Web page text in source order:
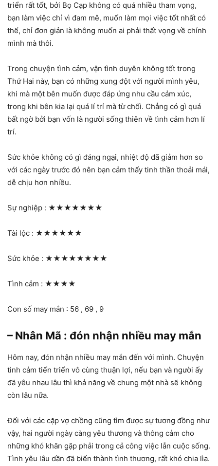
triển rất tốt, bởi Bọ Cạp không có quá nhiều tham vọng,
bạn làm việc chỉ vì đam mê, muốn làm mọi việc tốt nhất có
thể, chỉ đơn giản là không muốn ai phải thất vọng về chính
mình mà thôi.
Trong chuyện tình cảm, vận tình duyên không tốt trong
Thứ Hai này, bạn có những xung đột với người mình yêu,
khi mà một bên muốn được đáp ứng nhu cầu cảm xúc,
trong khi bên kia lại quá lí trí mà từ chối. Chẳng có gì quá
bất ngờ bởi bạn vốn là người sống thiên về tình cảm hơn lí
trí.
Sức khỏe không có gì đáng ngại, nhiệt độ đã giảm hơn so
với các ngày trước đó nên bạn cảm thấy tinh thần thoải mái,
dễ chịu hơn nhiều.
Sự nghiệp : ★★★★★★★
Tài lộc : ★★★★★★
Sức khỏe : ★★★★★★★★
Tình cảm : ★★★★
Con số may mắn : 56 , 69 , 9
– Nhân Mã : đón nhận nhiều may mắn
Hôm nay, đón nhận nhiều may mắn đến với mình. Chuyện
tình cảm tiến triển vô cùng thuận lợi, nếu bạn và người ấy
đã yêu nhau lâu thì khả năng về chung một nhà sẽ không
còn lâu nữa.
Đối với các cặp vợ chồng cũng tìm được sự tương đồng như
vậy, hai người ngày càng yêu thương và thông cảm cho
những khó khăn gặp phải trong cả công việc lẫn cuộc sống.
Tình yêu lâu dần đã biến thành tình thương, rất khó chia lìa.